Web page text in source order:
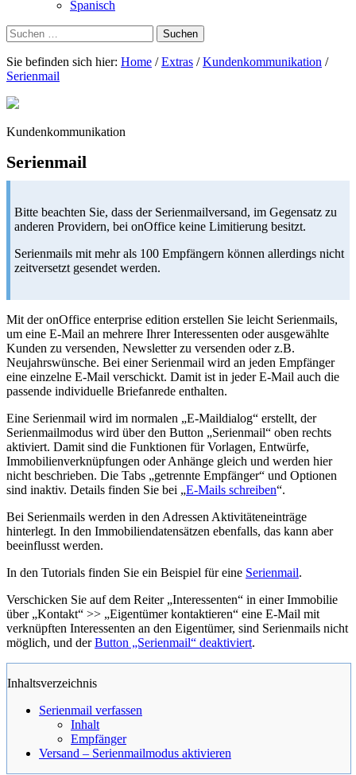
Spanisch
Suchen
nach:
Sie befinden sich hier: Home /Extras /Kundenkommunikation /
Serienmail
Kundenkommunikation
Serienmail
Bitte beachten Sie, dass der Serienmailversand, im Gegensatz zu
anderen Providern, bei onOffice keine Limitierung besitzt.
Serienmails mit mehr als 100 Empfängern können allerdings nicht
zeitversetzt gesendet werden.
Mit der onOffice enterprise edition erstellen Sie leicht Serienmails,
um eine E-Mail an mehrere Ihrer Interessenten oder ausgewählte
Kunden zu versenden, Newsletter zu versenden oder z.B.
Neujahrswünsche. Bei einer Serienmail wird an jeden Empfänger
eine einzelne E-Mail verschickt. Damit ist in jeder E-Mail auch die
passende individuelle Briefanrede enthalten.
Eine Serienmail wird im normalen „E-Maildialog“ erstellt, der
Serienmailmodus wird über den Button „Serienmail“ oben rechts
aktiviert. Damit sind die Funktionen für Vorlagen, Entwürfe,
Immobilienverknüpfungen oder Anhänge gleich und werden hier
nicht beschrieben. Die Tabs „getrennte Empfänger“ und Optionen
sind inaktiv. Details finden Sie bei „E-Mails schreiben“.
Bei Serienmails werden in den Adressen Aktivitäteneinträge
hinterlegt. In den Immobiliendatensätzen ebenfalls, das kann aber
beeinflusst werden.
In den Tutorials finden Sie ein Beispiel für eine Serienmail.
Verschicken Sie auf dem Reiter „Interessenten“ in einer Immobilie
über „Kontakt“ >> „Eigentümer kontaktieren“ eine E-Mail mit
verknüpften Interessenten an den Eigentümer, sind Serienmails nicht
möglich, und derButton „Serienmail“ deaktiviert.
Inhaltsverzeichnis
Serienmail verfassen
Inhalt
Empfänger
Versand – Serienmailmodus aktivieren